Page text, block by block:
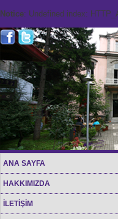
Notice: Undefined index:
ANA SAYFA
HAKKIMIZDA
İLETİŞİM